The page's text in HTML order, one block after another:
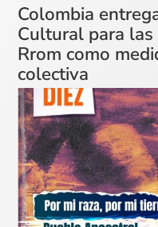
Colombia
Cultural para
Rrom como
colectiva